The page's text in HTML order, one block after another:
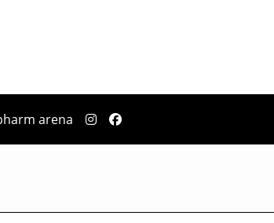
arena